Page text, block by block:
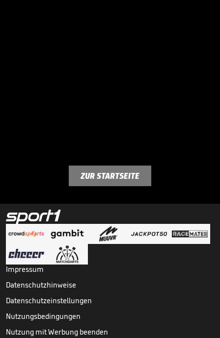
ZUR STARTSEITE
Impressum
Datenschutzhinweise
Datenschutzeinstellungen
Nutzungsbedingungen
Nutzung mit Werbung beenden